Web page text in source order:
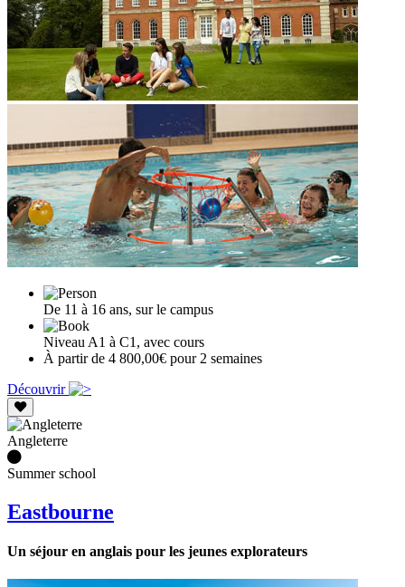
De 11 à 16 ans, sur le campus
Niveau A1 à C1, avec cours
À partir de 4 800,00€ pour 2 semaines
Découvrir
Angleterre
Summer school
Eastbourne
Un séjour en anglais pour les jeunes explorateurs